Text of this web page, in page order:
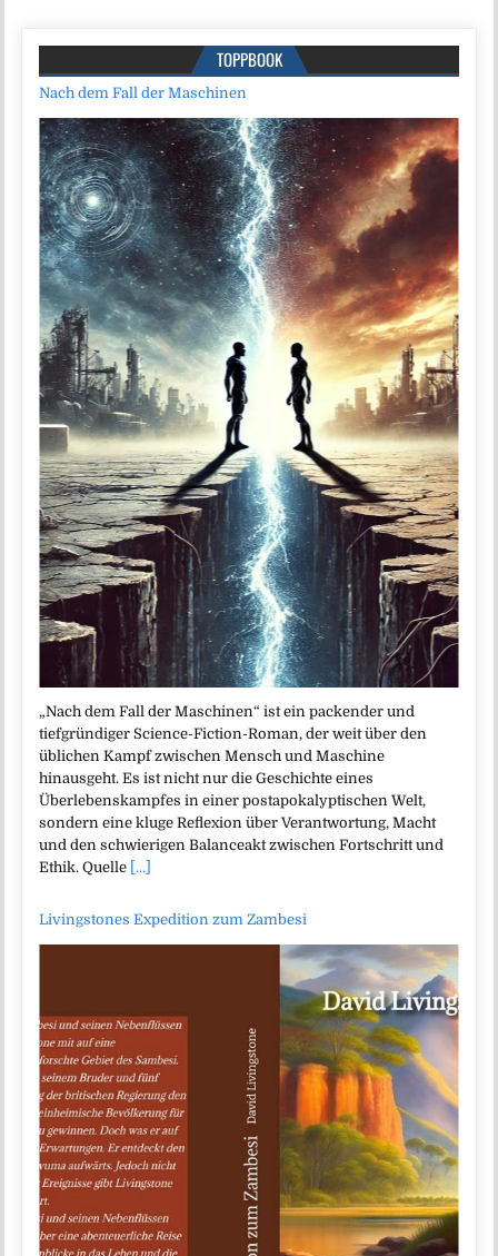
TOPPBOOK
Nach dem Fall der Maschinen
„Nach dem Fall der Maschinen“ ist ein packender und
tiefgründiger Science-Fiction-Roman, der weit über den
üblichen Kampf zwischen Mensch und Maschine
hinausgeht. Es ist nicht nur die Geschichte eines
Überlebenskampfes in einer postapokalyptischen Welt,
sondern eine kluge Reflexion über Verantwortung, Macht
und den schwierigen Balanceakt zwischen Fortschritt und
Ethik. Quelle [...]
Livingstones Expedition zum Zambesi